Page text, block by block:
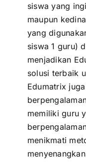
siswa yang
maupun
yang
siswa 1 guru)
menjadikan
solusi terbaik
Edumatrix
memiliki guru
menikmati